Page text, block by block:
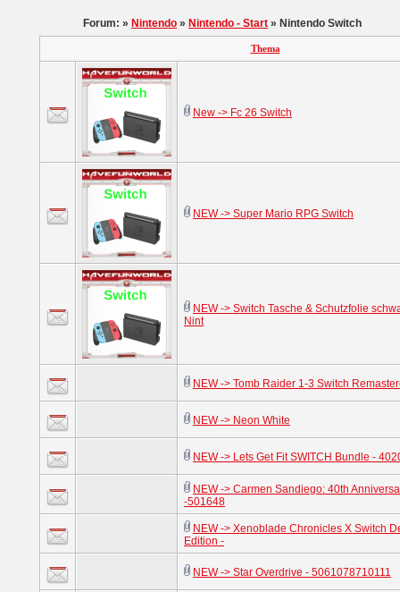
Forum: » Nintendo » Nintendo - Start » Nintendo Switch
Thema
New -> Fc 26 Switch
NEW -> Super Mario RPG Switch
NEW -> Switch Tasche & Schutzfolie
Nint
NEW -> Tomb Raider 1-3 Switch
NEW -> Neon White
NEW -> Lets Get Fit SWITCH Bundle -
NEW -> Carmen Sandiego: 40th
-501648
NEW -> Xenoblade Chronicles X Switch
Edition -
NEW -> Star Overdrive - 5061078710111